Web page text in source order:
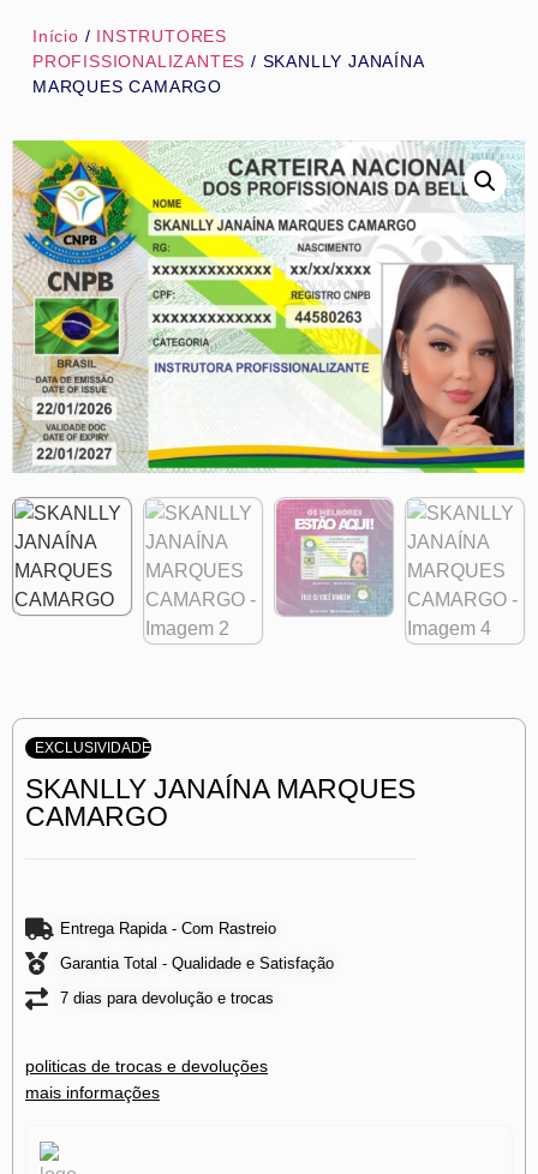
Início / INSTRUTORES
PROFISSIONALIZANTES / SKANLLY JANAÍNA
MARQUES CAMARGO
EXCLUSIVIDADE
SKANLLY JANAÍNA MARQUES
CAMARGO
Entrega Rapida - Com Rastreio
Garantia Total - Qualidade e Satisfação
7 dias para devolução e trocas
politicas de trocas e devoluções
mais informações